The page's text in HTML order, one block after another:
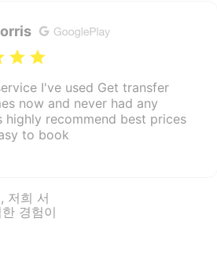
I've used Get transfer
now and never had any
highly recommend best prices
to book
저희 서
경험이